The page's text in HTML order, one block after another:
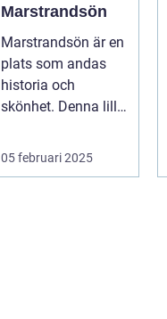
Marstrandsön
Marstrandsön är en
plats som andas
historia och
skönhet. Denna lilla
05 februari 2025